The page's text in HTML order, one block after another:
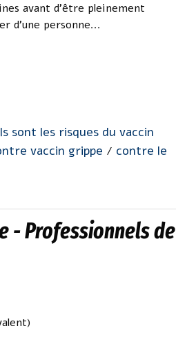
avant d'être pleinement
d'une personne...
sont les risques du vaccin
vaccin grippe / contre le
- Professionnels de